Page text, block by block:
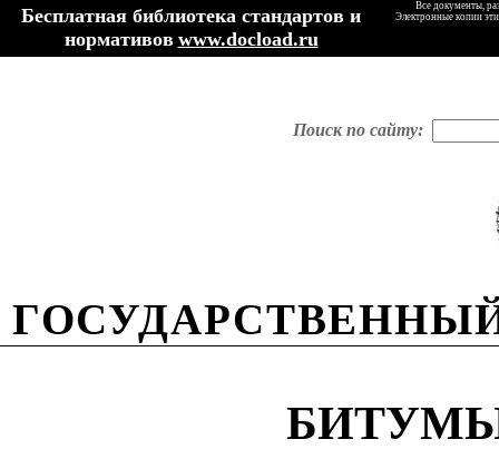
Бесплатная библиотека стандартов и
нормативов www.docload.ru
Все документы,
Электронные копии
Поиск по сайту: